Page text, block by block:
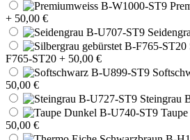
+ 50,00 €
F765-ST20 + 50,00 €
50,00 €
Steingrau
50,00 €